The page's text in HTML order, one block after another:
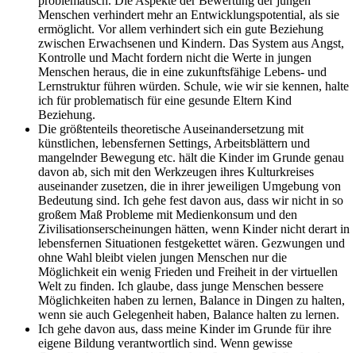
Menschen verhindert mehr an Entwicklungspotential, als sie
ermöglicht. Vor allem verhindert sich ein gute Beziehung
zwischen Erwachsenen und Kindern. Das System aus Angst,
Kontrolle und Macht fordern nicht die Werte in jungen
Menschen heraus, die in eine zukunftsfähige Lebens- und
Lernstruktur führen würden. Schule, wie wir sie kennen, halte
ich für problematisch für eine gesunde Eltern Kind
Beziehung.
Die größtenteils theoretische Auseinandersetzung mit
künstlichen, lebensfernen Settings, Arbeitsblättern und
mangelnder Bewegung etc. hält die Kinder im Grunde genau
davon ab, sich mit den Werkzeugen ihres Kulturkreises
auseinander zusetzen, die in ihrer jeweiligen Umgebung von
Bedeutung sind. Ich gehe fest davon aus, dass wir nicht in so
großem Maß Probleme mit Medienkonsum und den
Zivilisationserscheinungen hätten, wenn Kinder nicht derart in
lebensfernen Situationen festgekettet wären. Gezwungen und
ohne Wahl bleibt vielen jungen Menschen nur die
Möglichkeit ein wenig Frieden und Freiheit in der virtuellen
Welt zu finden. Ich glaube, dass junge Menschen bessere
Möglichkeiten haben zu lernen, Balance in Dingen zu halten,
wenn sie auch Gelegenheit haben, Balance halten zu lernen.
Ich gehe davon aus, dass meine Kinder im Grunde für ihre
eigene Bildung verantwortlich sind. Wenn gewisse